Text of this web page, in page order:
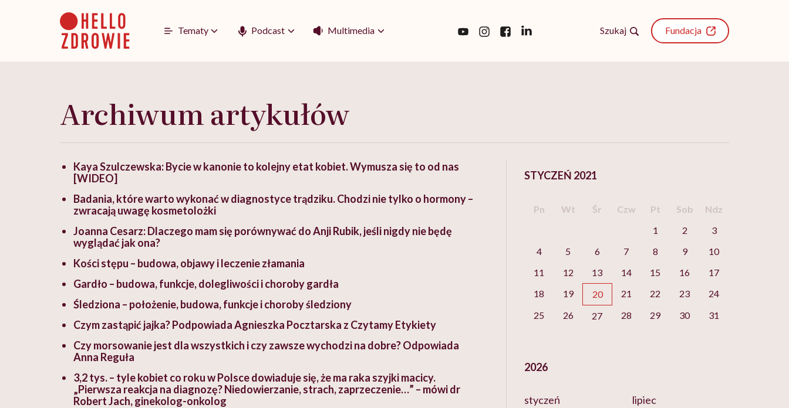
Tematy Podcast Multimedia Szukaj Fundacja
Archiwum artykułów
Kaya Szulczewska: Bycie w kanonie to kolejny etat kobiet. Wymusza się to od nas
[WIDEO]
Badania, które warto wykonać w diagnostyce trądziku. Chodzi nie tylko o hormony –
zwracają uwagę kosmetolożki
Joanna Cesarz: Dlaczego mam się porównywać do Anji Rubik, jeśli nigdy nie będę
wyglądać jak ona?
Kości stępu – budowa, objawy i leczenie złamania
Gardło – budowa, funkcje, dolegliwości i choroby gardła
Śledziona – położenie, budowa, funkcje i choroby śledziony
Czym zastąpić jajka? Podpowiada Agnieszka Pocztarska z Czytamy Etykiety
Czy morsowanie jest dla wszystkich i czy zawsze wychodzi na dobre? Odpowiada
Anna Reguła
3,2 tys. – tyle kobiet co roku w Polsce dowiaduje się, że ma raka szyjki macicy.
„Pierwsza reakcja na diagnozę? Niedowierzanie, strach, zaprzeczenie…” – mówi dr
Robert Jach, ginekolog-onkolog
STYCZEŃ 2021
Pn Wt Śr Czw Pt Sob
Ndz
1
2
3
4
5 6 7 8 9
10
11
12 13 14 15 16
17
18
19 20 21 22 23
24
25
26 27 28 29 30 31
2026
styczeń
lipiec